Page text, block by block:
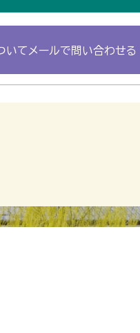
いてメールで問い合わせる